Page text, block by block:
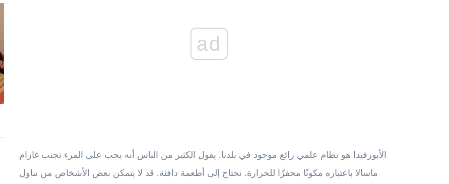
ad
الأيورفيدا هو نظام علمي رائع موجود في بلدنا. يقول الكثير من الناس أنه يجب على المرء تجنب غارام
ماسالا باعتباره مكونًا محفزًا للحرارة. نحتاج إلى أطعمة دافئة. قد لا يتمكن بعض الأشخاص من تناول